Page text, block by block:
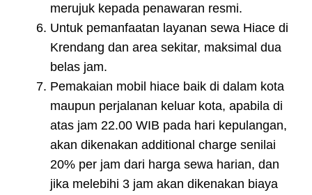
merujuk kepada penawaran resmi.
Untuk pemanfaatan layanan sewa Hiace di
Krendang dan area sekitar, maksimal dua
belas jam.
Pemakaian mobil hiace baik di dalam kota
maupun perjalanan keluar kota, apabila di
atas jam 22.00 WIB pada hari kepulangan,
akan dikenakan additional charge senilai
20% per jam dari harga sewa harian, dan
jika melebihi 3 jam akan dikenakan biaya